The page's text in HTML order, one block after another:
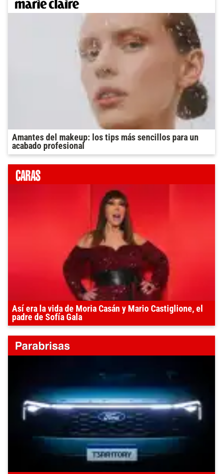
Amantes del makeup: los tips más sencillos para un
acabado profesional
Así era la vida de Moria Casán y Mario Castiglione, el
padre de Sofía Gala